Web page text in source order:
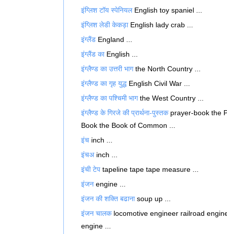
इंग्लिश टॉय स्पेनियलEnglish toy spaniel ...
इंग्लिश लेडी केकड़ाEnglish lady crab ...
इंग्लैंड England ...
इंग्लैंड काEnglish ...
इंग्लैण्ड का उत्तरी भागthe North Country ...
इंग्लैण्ड का गृह युद्ध English Civil War ...
इंग्लैण्ड का पश्चिमी भागthe West Country ...
इंग्लैण्ड के गिरजे की प्रार्थना-पुस्तकprayer-book the
Book the Book of Common ...
इंच inch ...
इंचअ inch ...
इंची टेप tapeline tape tape measure ...
इंजन engine ...
इंजन की शक्ति बढानाsoup up ...
इंजन चालकlocomotive engineer railroad
engine ...